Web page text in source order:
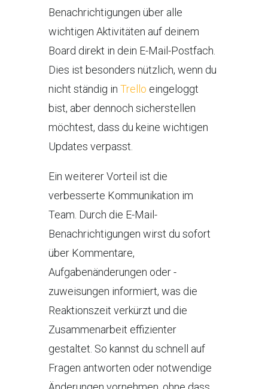
Benachrichtigungen über alle
wichtigen Aktivitäten auf deinem
Board direkt in dein E-Mail-Postfach.
Dies ist besonders nützlich, wenn du
nicht ständig in Trello eingeloggt
bist, aber dennoch sicherstellen
möchtest, dass du keine wichtigen
Updates verpasst.
Ein weiterer Vorteil ist die
verbesserte Kommunikation im
Team. Durch die E-Mail-
Benachrichtigungen wirst du sofort
über Kommentare,
Aufgabenänderungen oder -
zuweisungen informiert, was die
Reaktionszeit verkürzt und die
Zusammenarbeit effizienter
gestaltet. So kannst du schnell auf
Fragen antworten oder notwendige